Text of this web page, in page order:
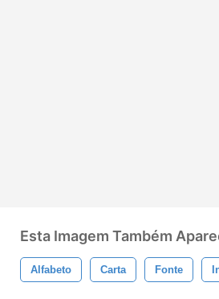
Esta Imagem Também
Alfabeto Carta Fonte